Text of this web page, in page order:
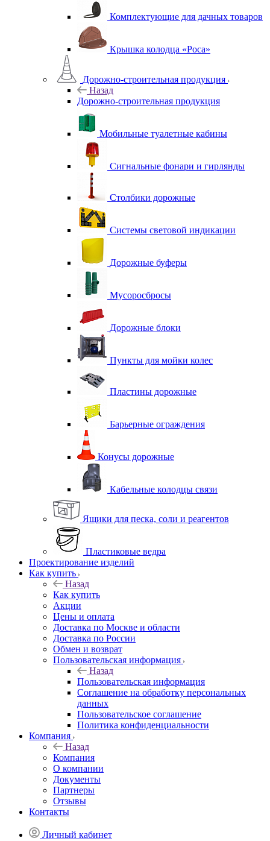
Комплектующие для дачных товаров
Крышка колодца «Роса»
Дорожно-строительная продукция
Назад
Дорожно-строительная продукция
Мобильные туалетные кабины
Сигнальные фонари и гирлянды
Столбики дорожные
Системы световой индикации
Дорожные буферы
Мусоросбросы
Дорожные блоки
Пункты для мойки колес
Пластины дорожные
Барьерные ограждения
Конусы дорожные
Кабельные колодцы связи
Ящики для песка, соли и реагентов
Пластиковые ведра
Проектирование изделий
Как купить
Назад
Как купить
Акции
Цены и оплата
Доставка по Москве и области
Доставка по России
Обмен и возврат
Пользовательская информация
Назад
Пользовательская информация
Соглашение на обработку персональных
данных
Пользовательское соглашение
Политика конфиденциальности
Компания
Назад
Компания
О компании
Документы
Партнеры
Отзывы
Контакты
Личный кабинет